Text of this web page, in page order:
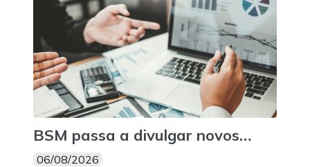
BSM passa a divulgar novos
indicadores mensais de suas
06/08/2026